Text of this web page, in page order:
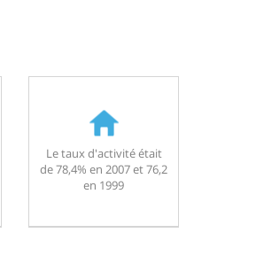
Le taux d'activité était
de 78,4% en 2007 et 76,2
en 1999